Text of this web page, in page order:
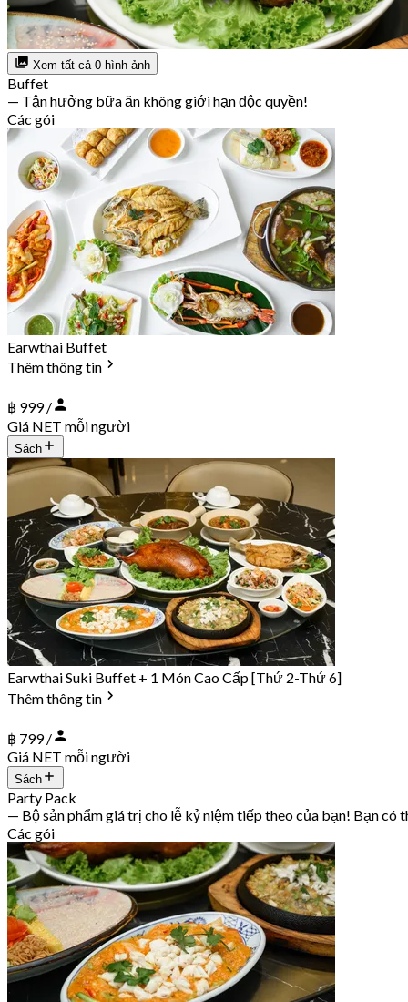
Xem tất cả 0 hình ảnh
Buffet
— Tận hưởng bữa ăn không giới hạn độc quyền!
Các gói
Earwthai Buffet
Thêm thông tin
฿ 999 /
Giá NET mỗi người
Sách
Earwthai Suki Buffet + 1 Món Cao Cấp [Thứ 2-Thứ 6]
Thêm thông tin
฿ 799 /
Giá NET mỗi người
Sách
Party Pack
— Bộ sản phẩm giá trị cho lễ kỷ niệm tiếp theo của bạn! Bạn có
Các gói